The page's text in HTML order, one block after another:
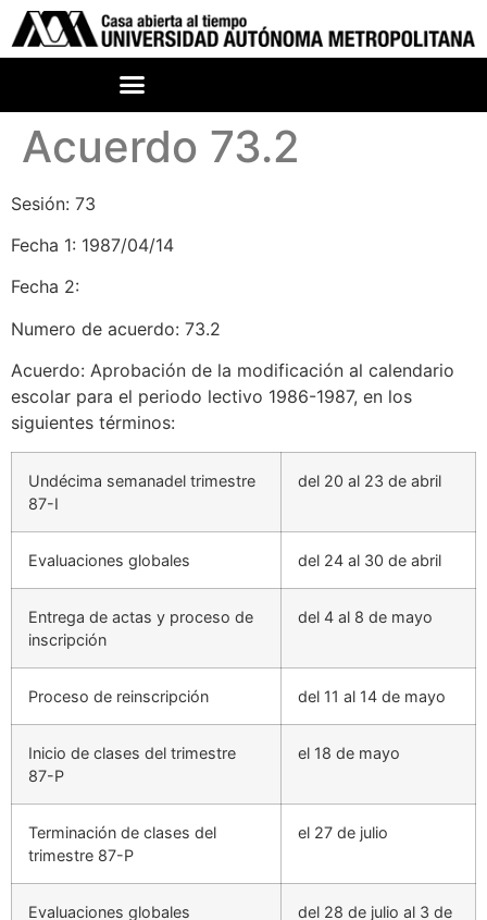
Acuerdo 73.2
Sesión: 73
Fecha 1: 1987/04/14
Fecha 2:
Numero de acuerdo: 73.2
Acuerdo: Aprobación de la modificación al calendario
escolar para el periodo lectivo 1986-1987, en los
siguientes términos:
Undécima semanadel trimestre
87-I
del 20 al 23 de abril
Evaluaciones globales del 24 al 30 de abril
Entrega de actas y proceso de
inscripción
del 4 al 8 de mayo
Proceso de reinscripción del 11 al 14 de mayo
Inicio de clases del trimestre
87-P
el 18 de mayo
Terminación de clases del
trimestre 87-P
el 27 de julio
Evaluaciones globales
del 28 de julio al 3 de